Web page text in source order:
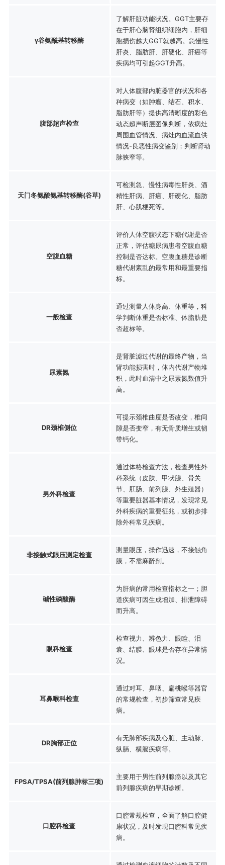
γ谷氨酰基转移酶
了解肝脏功能状况。GGT主要存
在于肝心脑肾组织细胞内，肝细
胞损伤越大GGT就越高。急慢性
肝炎、脂肪肝、肝硬化、肝癌等
疾病均可引起GGT升高。
腹部超声检查
对人体腹部内脏器官的状况和各
种病变（如肿瘤、结石、积水、
脂肪肝等）提供高清晰度的彩色
动态超声断层图像判断，依病灶
周围血管情况、病灶内血流血供
情况-良恶性病变鉴别；判断肾动
脉狭窄等。
天门冬氨酸氨基转移酶(谷草)
可检测急、慢性病毒性肝炎、酒
精性肝病、肝癌、肝硬化、脂肪
肝、心肌梗死等。
空腹血糖
评价人体空腹状态下糖代谢是否
正常，评估糖尿病患者空腹血糖
控制是否达标。空腹血糖是诊断
糖代谢紊乱的最常用和最重要指
标。
一般检查
通过测量人体身高、体重等，科
学判断体重是否标准、体脂肪是
否超标等。
尿素氮
是肾脏滤过代谢的最终产物，当
肾功能损害时，体内代谢产物堆
积，此时血清中之尿素氮数值升
高。
DR颈椎侧位
可提示颈椎曲度是否改变，椎间
隙是否变窄，有无骨质增生或韧
带钙化。
男外科检查
通过体格检查方法，检查男性外
科系统（皮肤、甲状腺、骨关
节、肛肠、前列腺、外生殖器）
等重要脏器基本情况，发现常见
外科疾病的重要征兆，或初步排
除外科常见疾病。
非接触式眼压测定检查
测量眼压，操作迅速，不接触角
膜，不需麻醉剂。
碱性磷酸酶
为肝病的常用检查指标之一；胆
道疾病可因生成增加、排泄障碍
而升高。
眼科检查
检查视力、辨色力、眼睑、泪
囊、结膜、眼球是否存在异常情
况。
耳鼻喉科检查
通过对耳、鼻咽、扁桃喉等器官
的常规检查，初步筛查常见疾
病。
DR胸部正位
有无肺部疾病及心脏、主动脉、
纵膈、横膈疾病等。
FPSA/TPSA(前列腺肿标三项)
主要用于男性前列腺癌以及其它
前列腺疾病的早期诊断。
口腔科检查
口腔常规检查，全面了解口腔健
康状况，及时发现口腔科常见疾
病。